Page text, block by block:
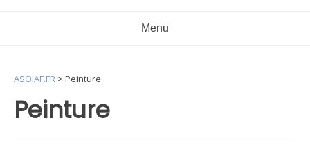
Menu
Peinture
ASOIAF.FR > Peinture